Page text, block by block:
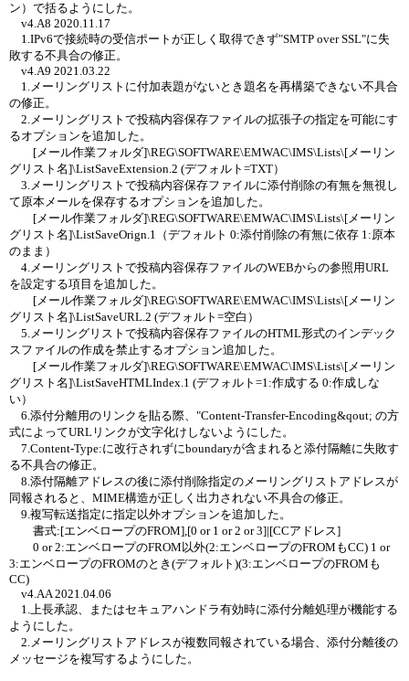
ン）で括るようにした。
v4.A8 2020.11.17
1.IPv6で接続時の受信ポートが正しく取得できず"SMTP over SSL"に失
敗する不具合の修正。
v4.A9 2021.03.22
1.メーリングリストに付加表題がないとき題名を再構築できない不具合
の修正。
2.メーリングリストで投稿内容保存ファイルの拡張子の指定を可能にす
るオプションを追加した。
[メール作業フォルダ]\REG\SOFTWARE\EMWAC\IMS\Lists\[メーリン
グリスト名]\ListSaveExtension.2 (デフォルト=TXT）
3.メーリングリストで投稿内容保存ファイルに添付削除の有無を無視し
て原本メールを保存するオプションを追加した。
[メール作業フォルダ]\REG\SOFTWARE\EMWAC\IMS\Lists\[メーリン
グリスト名]\ListSaveOrign.1（デフォルト 0:添付削除の有無に依存 1:原本
のまま）
4.メーリングリストで投稿内容保存ファイルのWEBからの参照用URL
を設定する項目を追加した。
[メール作業フォルダ]\REG\SOFTWARE\EMWAC\IMS\Lists\[メーリン
グリスト名]\ListSaveURL.2 (デフォルト=空白）
5.メーリングリストで投稿内容保存ファイルのHTML形式のインデック
スファイルの作成を禁止するオプション追加した。
[メール作業フォルダ]\REG\SOFTWARE\EMWAC\IMS\Lists\[メーリン
グリスト名]\ListSaveHTMLIndex.1 (デフォルト=1:作成する 0:作成しな
い）
6.添付分離用のリンクを貼る際、"Content-Transfer-Encoding&qout; の方
式によってURLリンクが文字化けしないようにした。
7.Content-Type:に改行されずにboundaryが含まれると添付隔離に失敗す
る不具合の修正。
8.添付隔離アドレスの後に添付削除指定のメーリングリストアドレスが
同報されると、MIME構造が正しく出力されない不具合の修正。
9.複写転送指定に指定以外オプションを追加した。
書式:[エンベロープのFROM],[0 or 1 or 2 or 3]|[CCアドレス]
0 or 2:エンベロープのFROM以外(2:エンベロープのFROMもCC) 1 or
3:エンベロープのFROMのとき(デフォルト)(3:エンベロープのFROMも
CC)
v4.AA 2021.04.06
1.上長承認、またはセキュアハンドラ有効時に添付分離処理が機能する
ようにした。
2.メーリングリストアドレスが複数同報されている場合、添付分離後の
メッセージを複写するようにした。